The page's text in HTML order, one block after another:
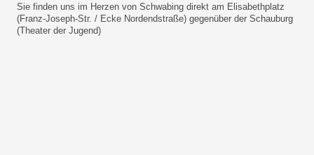
Sie finden uns im Herzen von Schwabing direkt am Elisabethplatz
(Franz-Joseph-Str. / Ecke Nordendstraße) gegenüber der Schauburg
(Theater der Jugend)